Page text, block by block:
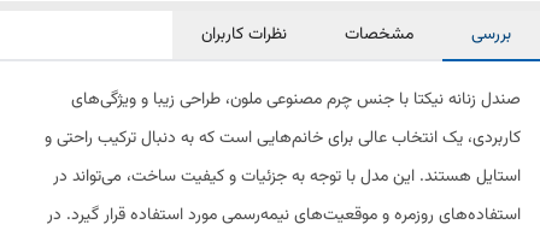
بررسی مشخصات نظرات کاربران
صندل زنانه نیکتا با جنس چرم مصنوعی ملون، طراحی زیبا و ویژگی‌های
کاربردی، یک انتخاب عالی برای خانم‌هایی است که به دنبال ترکیب راحتی و
استایل هستند. این مدل با توجه به جزئیات و کیفیت ساخت، می‌تواند در
استفاده‌های روزمره و موقعیت‌های نیمه‌رسمی مورد استفاده قرار گیرد. در